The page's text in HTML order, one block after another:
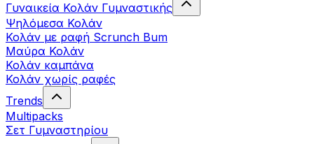
Γυναικεία Κολάν Γυμναστικής
Ψηλόμεσα Κολάν
Κολάν με ραφή Scrunch Bum
Μαύρα Κολάν
Κολάν καμπάνα
Κολάν χωρίς ραφές
Trends
Multipacks
Σετ Γυμναστηρίου